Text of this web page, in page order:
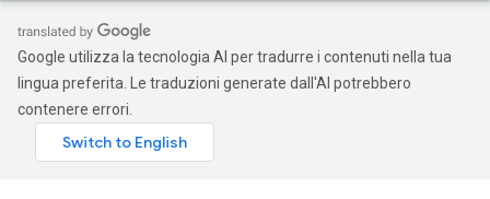
Google utilizza la tecnologia AI per tradurre i contenuti nella tua
lingua preferita. Le traduzioni generate dall'AI potrebbero
contenere errori.